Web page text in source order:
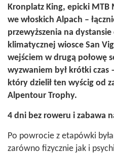
Kronplatz King, epicki MTB
we włoskich Alpach –
przewyższenia na
klimatycznej wiosce San
wejściem w drugą połowę
wyzwaniem był krótki
który dzielił ten wyścig od
Alpentour Trophy.
4 dni bez roweru i zabawa
Po powrocie z etapówki
zarówno fizycznie jak i